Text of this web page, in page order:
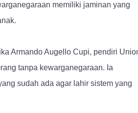
memiliki jaminan yang
Armando Augello Cupi, pendiri
tanpa kewarganegaraan. Ia
sudah ada agar lahir sistem yang